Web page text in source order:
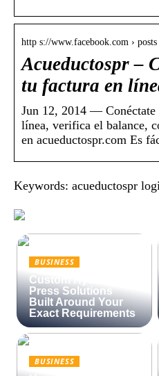
http s://www.facebook.com › posts
Acueductospr –
tu factura en
Jun 12, 2014 — Conéctate
línea, verifica el balance,
en acueductospr.com Es
Keywords: acueductospr
BUSINESS
Custom Hydraulic
Press Solutions
Built Around Your
Exact Requirements
BUSINESS